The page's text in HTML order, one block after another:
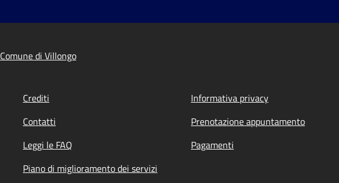
Comune di Villongo
Crediti Informativa privacy
Contatti Prenotazione appuntamento
Leggi le FAQ Pagamenti
Piano di miglioramento dei servizi